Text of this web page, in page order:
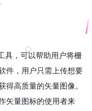
具，可以帮助用户将栅
件，用户只需上传想要
高质量的矢量图像。
矢量图标的使用者来